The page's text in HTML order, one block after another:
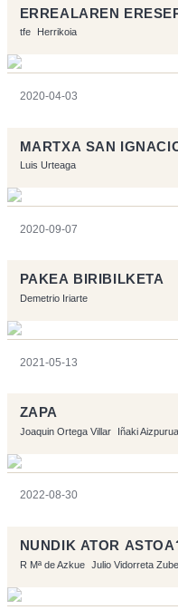
ERREALAREN
tfe Herrikoia
2020-04-03
MARTXA SAN
Luis Urteaga
2020-09-07
PAKEA BIRIBILKETA
Demetrio Iriarte
2021-05-13
ZAPA
Joaquin Ortega Villar Iñaki Aizpurua
2022-08-30
NUNDIK ATOR
R Mª de Azkue Julio Vidorreta